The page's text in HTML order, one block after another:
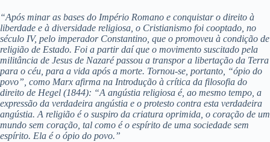
“Após minar as bases do Império Romano e conquistar o direito à
liberdade e à diversidade religiosa, o Cristianismo foi cooptado, no
século IV, pelo imperador Constantino, que o promoveu à condição de
religião de Estado. Foi a partir daí que o movimento suscitado pela
militância de Jesus de Nazaré passou a transpor a libertação da Terra
para o céu, para a vida após a morte. Tornou-se, portanto, “ópio do
povo”, como Marx afirma na Introdução à crítica da filosofia do
direito de Hegel (1844): “A angústia religiosa é, ao mesmo tempo, a
expressão da verdadeira angústia e o protesto contra esta verdadeira
angústia. A religião é o suspiro da criatura oprimida, o coração de um
mundo sem coração, tal como é o espírito de uma sociedade sem
espírito. Ela é o ópio do povo.”